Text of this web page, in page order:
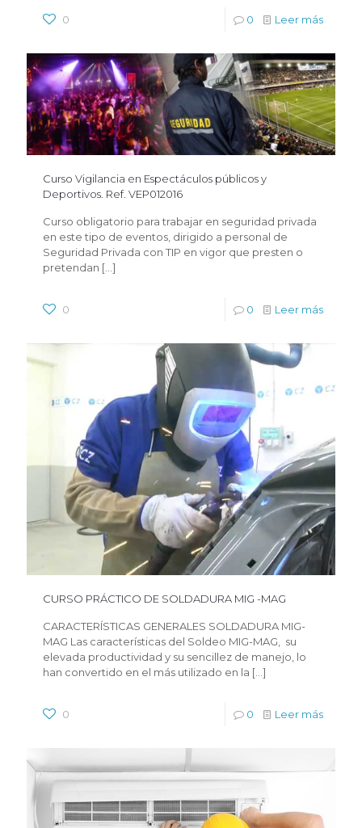
0 0 Leer más
Curso Vigilancia en Espectáculos públicos y
Deportivos. Ref. VEP012016
Curso obligatorio para trabajar en seguridad privada
en este tipo de eventos, dirigido a personal de
Seguridad Privada con TIP en vigor que presten o
pretendan […]
0 0 Leer más
CURSO PRÁCTICO DE SOLDADURA MIG -MAG
CARACTERÍSTICAS GENERALES SOLDADURA MIG-
MAG Las características del Soldeo MIG-MAG, su
elevada productividad y su sencillez de manejo, lo
han convertido en el más utilizado en la […]
0 0 Leer más